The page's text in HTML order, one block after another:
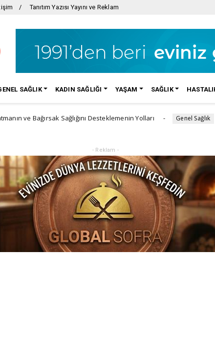
Tanıtım Yazısı Yayını ve Reklam
SAĞLIK KADIN SAĞLIĞI YAŞAM SAĞLIK
Sağlığını Desteklemenin Yolları Genel Sağlık Güneşin
- Reklam -